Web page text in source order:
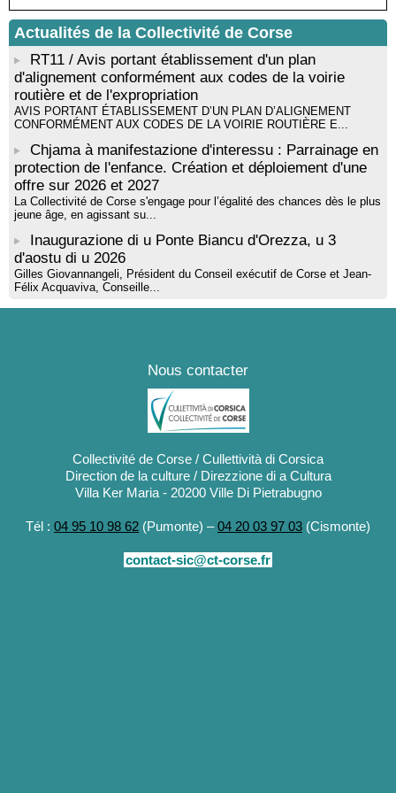
Actualités de la Collectivité de Corse
RT11 / Avis portant établissement d'un plan
d'alignement conformément aux codes de la voirie
routière et de l'expropriation
AVIS PORTANT ÉTABLISSEMENT D’UN PLAN D’ALIGNEMENT
CONFORMÉMENT AUX CODES DE LA VOIRIE ROUTIÈRE E...
Chjama à manifestazione d'interessu : Parrainage en
protection de l'enfance. Création et déploiement d'une
offre sur 2026 et 2027
La Collectivité de Corse s'engage pour l’égalité des chances dès le plus
jeune âge, en agissant su...
Inaugurazione di u Ponte Biancu d'Orezza, u 3
d'aostu di u 2026
Gilles Giovannangeli, Président du Conseil exécutif de Corse et Jean-
Félix Acquaviva, Conseille...
Nous contacter
Collectivité de Corse / Cullettività di Corsica
Direction de la culture / Direzzione di a Cultura
Villa Ker Maria - 20200 Ville Di Pietrabugno
Tél : 04 95 10 98 62 (Pumonte) –04 20 03 97 03 (Cismonte)
contact-sic@ct-corse.fr